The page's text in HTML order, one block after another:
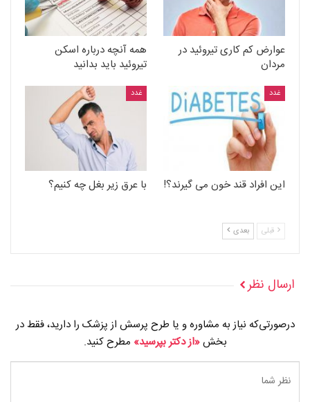
عوارض کم کاری تیروئید در
مردان
همه آنچه درباره اسکن
تیروئید باید بدانید
غدد
این افراد قند خون می گیرند؟!
غدد
با عرق زیر بغل چه کنیم؟
قبلی بعدی
ارسال نظر
درصورتی‌که نیاز به مشاوره و یا طرح پرسش از پزشک را دارید، فقط در
بخش«از دکتر بپرسید» مطرح کنید.